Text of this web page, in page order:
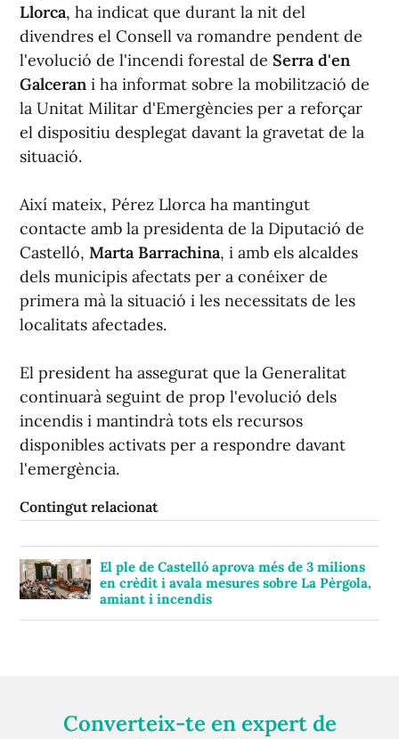
Llorca, ha indicat que durant la nit del
divendres el Consell va romandre pendent de
l'evolució de l'incendi forestal de Serra d'en
Galceran i ha informat sobre la mobilització de
la Unitat Militar d'Emergències per a reforçar
el dispositiu desplegat davant la gravetat de la
situació.
Així mateix, Pérez Llorca ha mantingut
contacte amb la presidenta de la Diputació de
Castelló, Marta Barrachina, i amb els alcaldes
dels municipis afectats per a conéixer de
primera mà la situació i les necessitats de les
localitats afectades.
El president ha assegurat que la Generalitat
continuarà seguint de prop l'evolució dels
incendis i mantindrà tots els recursos
disponibles activats per a respondre davant
l'emergència.
Contingut relacionat
El ple de Castelló aprova més de 3 milions
en crèdit i avala mesures sobre La Pèrgola,
amiant i incendis
Converteix-te en expert de